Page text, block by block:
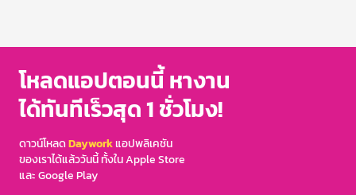
โหลดแอปตอนนี้ หางาน
ได้ทันทีเร็วสุด 1 ชั่วโมง!
ดาวน์โหลดDayworkแอปพลิเคชัน
ของเราได้แล้ววันนี้ ทั้งใน Apple Store
และ Google Play